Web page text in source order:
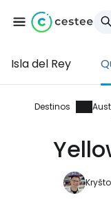
Isla del Rey
Destinos
... la